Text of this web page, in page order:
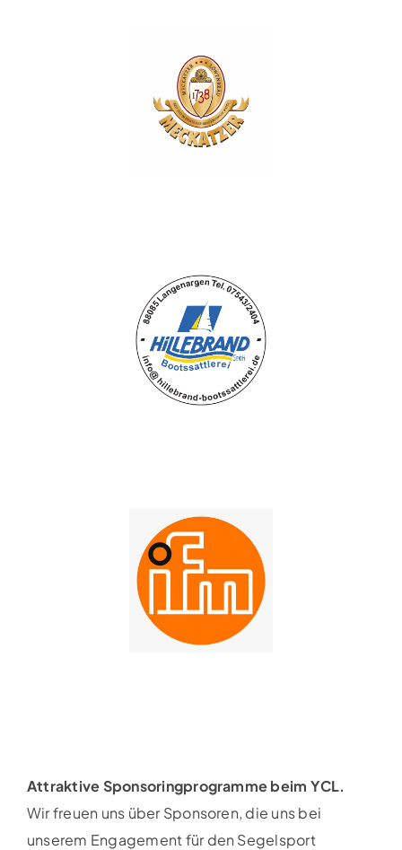
Attraktive Sponsoringprogramme beim YCL.
Wir freuen uns über Sponsoren, die uns bei
unserem Engagement für den Segelsport